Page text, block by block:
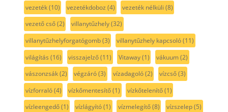
vezeték(10) vezetékdoboz (4) vezeték nélküli (8)
vezető cső(2) villanytűzhely(32)
villanytűzhelyforgatógomb(3) villanytűzhely kapcsoló(11)
világítás (16) visszajelző(11) Vitaway(1) vákuum(2)
vászonzsák(2) végzáró(3) vízadagoló(2) vízcső(3)
vízforraló(4) vízkőmentesítő(1) vízkőtelenítő(1)
vízleengedő(1) vízlágyító(1) vízmelegítő(8) vízszelep(5)